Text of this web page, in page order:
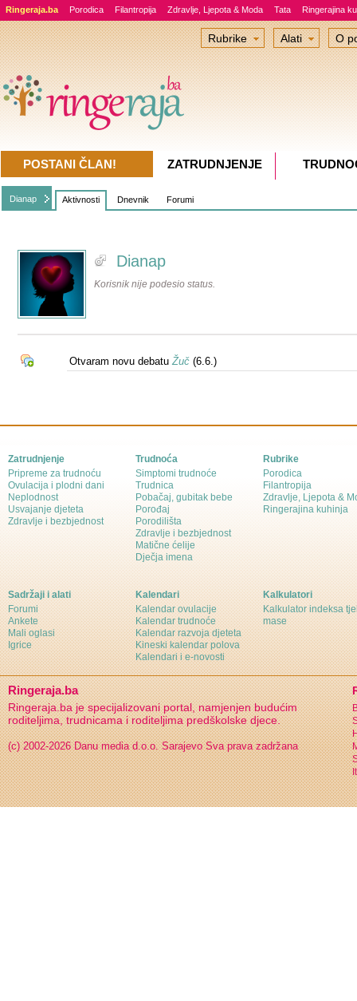
Ringeraja.ba Porodica Filantropija Zdravlje, Ljepota & Moda Tata Ringerajina
Dianap Aktivnosti Dnevnik Forumi
Dianap
Korisnik nije podesio status.
Otvaram novu debatuŽuč(6.6.)
Rubrike Alati O
POSTANI ČLAN! ZATRUDNJENJE
Zatrudnjenje
Pripreme za trudnoću
Ovulacija i plodni dani
Neplodnost
Usvajanje djeteta
Zdravlje i bezbjednost
Trudnoća
Simptomi trudnoće
Trudnica
Pobačaj, gubitak bebe
Porođaj
Porodilišta
Zdravlje i bezbjednost
Matične ćelije
Dječja imena
Rubrike
Porodica
Filantropija
Zdravlje, Ljepota &
Ringerajina kuhinja
Sadržaji i alati
Forumi
Ankete
Mali oglasi
Igrice
Kalendari
Kalendar ovulacije
Kalendar trudnoće
Kalendar razvoja djeteta
Kineski kalendar polova
Kalendari i e-novosti
Kalkulatori
Kalkulator indeksa
mase
Ringeraja.ba
Ringeraja.ba je specijalizovani portal, namjenjen budućim
roditeljima, trudnicama i roditeljima predškolske djece.
(c) 2002-2026 Danu media d.o.o. Sarajevo Sva prava zadržana